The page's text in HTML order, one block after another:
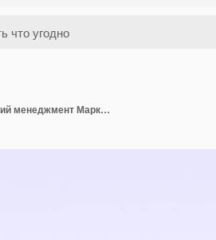
Иллюстрация анализа данных Бизнес Статистический менеджмент Маркетинг и Корпоративные